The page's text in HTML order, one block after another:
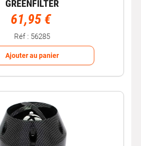
GREENFILTER
61,95 €
Réf : 56285
Ajouter au panier